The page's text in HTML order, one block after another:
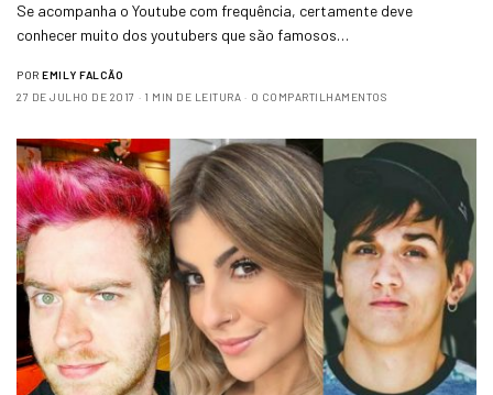
Se acompanha o Youtube com frequência, certamente deve
conhecer muito dos youtubers que são famosos…
POR EMILY FALCÃO
27 DE JULHO DE 2017
1 MIN DE LEITURA 0 COMPARTILHAMENTOS